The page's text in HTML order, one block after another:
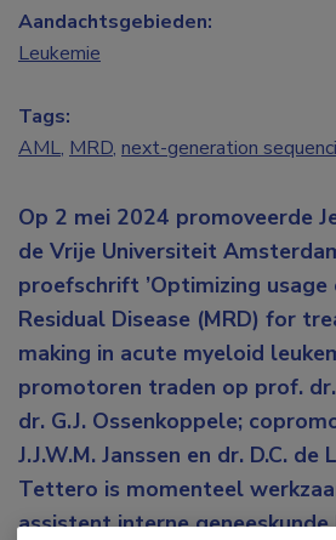
Op 2 mei 2024 promoveerde
de Vrije Universiteit
proefschrift ’Optimizing
Residual Disease (MRD) for
making in acute myeloid
promotoren traden op prof.
dr. G.J. Ossenkoppele;
J.J.W.M. Janssen en dr. D.C. de
Tettero is momenteel
assistent interne geneeskunde
Aandachtsgebieden:
Leukemie
Tags:
AML, MRD, next-generation